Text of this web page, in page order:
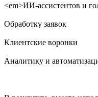
<em>ИИ-ассистентов и
Обработку заявок
Клиентские воронки
Аналитику и